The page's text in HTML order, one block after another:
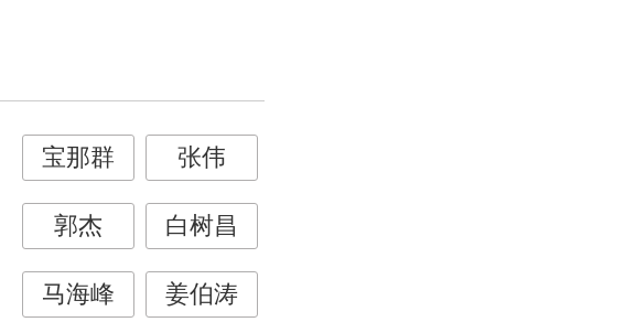
宝那群 张伟
郭杰 白树昌
马海峰 姜伯涛